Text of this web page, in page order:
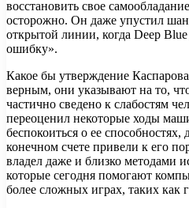
восстановить свое
осторожно. Он даже упустил
открытой линии, когда Deep
ошибку».
Какое бы утверждение
верным, они указывают на то,
частично сведено к слабостям
переоценил некоторые ходы
беспокоиться о ее
конечном счете привели к его
владел даже и близко методами
которые сегодня помогают
более сложных играх, таких как